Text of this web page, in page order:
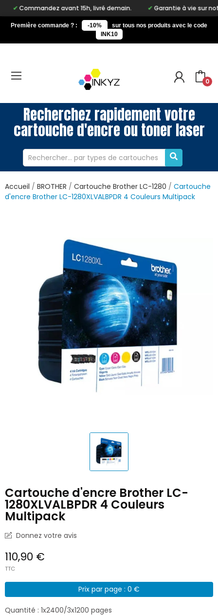
avant 15h, livré demain. Garantie à vie sur notre
Première commande ? : -10%
sur tous nos produits avec le code
INK10
0
Recherchez rapidement votre
cartouche d'encre ou toner laser
Accueil BROTHER Cartouche Brother LC-1280
Cartouche
d'encre Brother LC-1280XLVALBPDR 4 Couleurs Multipack
Cartouche d'encre Brother LC-
1280XLVALBPDR 4 Couleurs
Multipack
Donnez votre avis
110,90 €
TTC
Prix par page : 0 €
Quantité : 1x2400/3x1200 pages